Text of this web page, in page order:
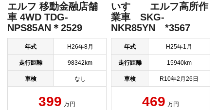
エルフ 移動金融店舗
車 4WD TDG-
NPS85AN＊2529
年式 H26年8月
走行距離 98342km
車検 なし
399 万円
いすゞ エルフ高所作
業車 SKG-
NKR85YN *3567
年式 H25年1月
走行距離 15940km
車検 R10年2月26日
469 万円